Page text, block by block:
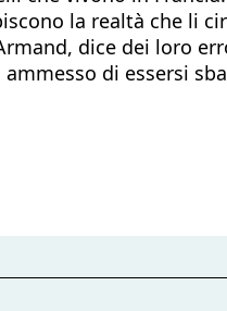
la realtà che li
dice dei loro
di essersi